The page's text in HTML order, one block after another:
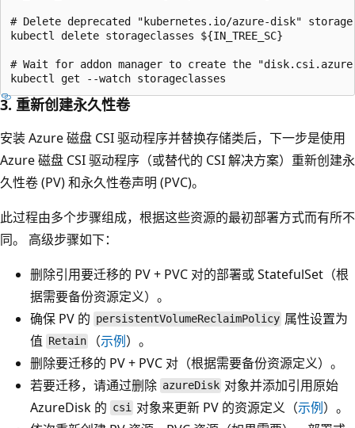
# Delete deprecated "kubernetes.io/azure-disk"
kubectl delete storageclasses ${IN_TREE_SC}
# Wait for addon manager to create the
3. 重新创建永久性卷
安装 Azure 磁盘 CSI 驱动程序并替换存储类后，下一步是使用
Azure 磁盘 CSI 驱动程序（或替代的 CSI 解决方案）重新创建永
久性卷 (PV) 和永久性卷声明 (PVC)。
此过程由多个步骤组成，根据这些资源的最初部署方式而有所不
同。 高级步骤如下：
删除引用要迁移的 PV + PVC 对的部署或 StatefulSet（根
据需要备份资源定义）。
确保 PV 的 persistentVolumeReclaimPolicy 属性设置为
值 Retain （示例）。
删除要迁移的 PV + PVC 对（根据需要备份资源定义）。
若要迁移，请通过删除 azureDisk 对象并添加引用原始
AzureDisk 的 csi 对象来更新 PV 的资源定义（示例）。